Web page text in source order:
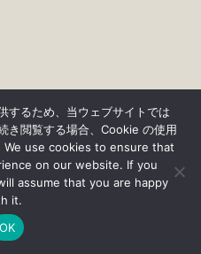
について
するため、当ウェブサイトでは
き閲覧する場合、Cookie の使用
We use cookies to ensure that
on our website. If you
assume that you are happy
it.
OK